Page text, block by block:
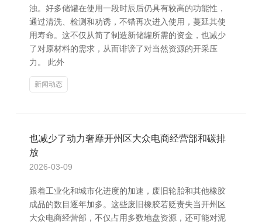
浊。好多储罐在使用一段时辰后仍具有较高的功能性，
通过清洗、检测和劝诱，不错再次进入使用，蔓延其使
用寿命。这不仅从简了制造新储罐所需的资金，也减少
了对原材料的需求，从而诽谤了对当然资源的开采压
力。 此外
新闻动态
也减少了动力奢靡开州区大众电商经营部和碳排
放
2026-03-09
跟着工业化和城市化进度的加速，废旧轮胎和其他橡胶
成品的数目逐年加多。这些废旧橡胶若贬责失当开州区
大众电商经营部，不仅占用多数地盘资源，还可能对泥